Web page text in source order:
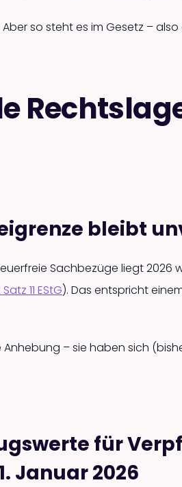
so steht es im Gesetz –
bleibt
Sachbezüge liegt 2026
11 EStG). Das entspricht
– sie haben sich
für
Januar 2026